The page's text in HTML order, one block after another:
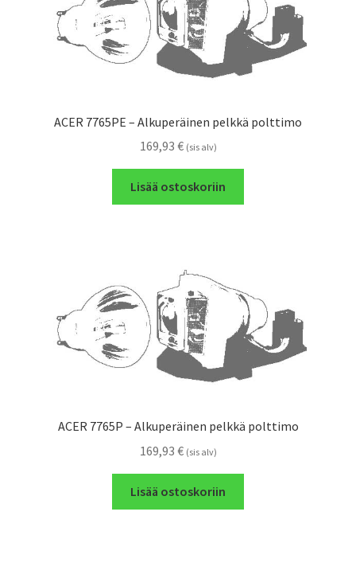
ACER 7765PE – Alkuperäinen pelkkä polttimo
169,93 € (sis alv)
Lisää ostoskoriin
ACER 7765P – Alkuperäinen pelkkä polttimo
169,93 € (sis alv)
Lisää ostoskoriin